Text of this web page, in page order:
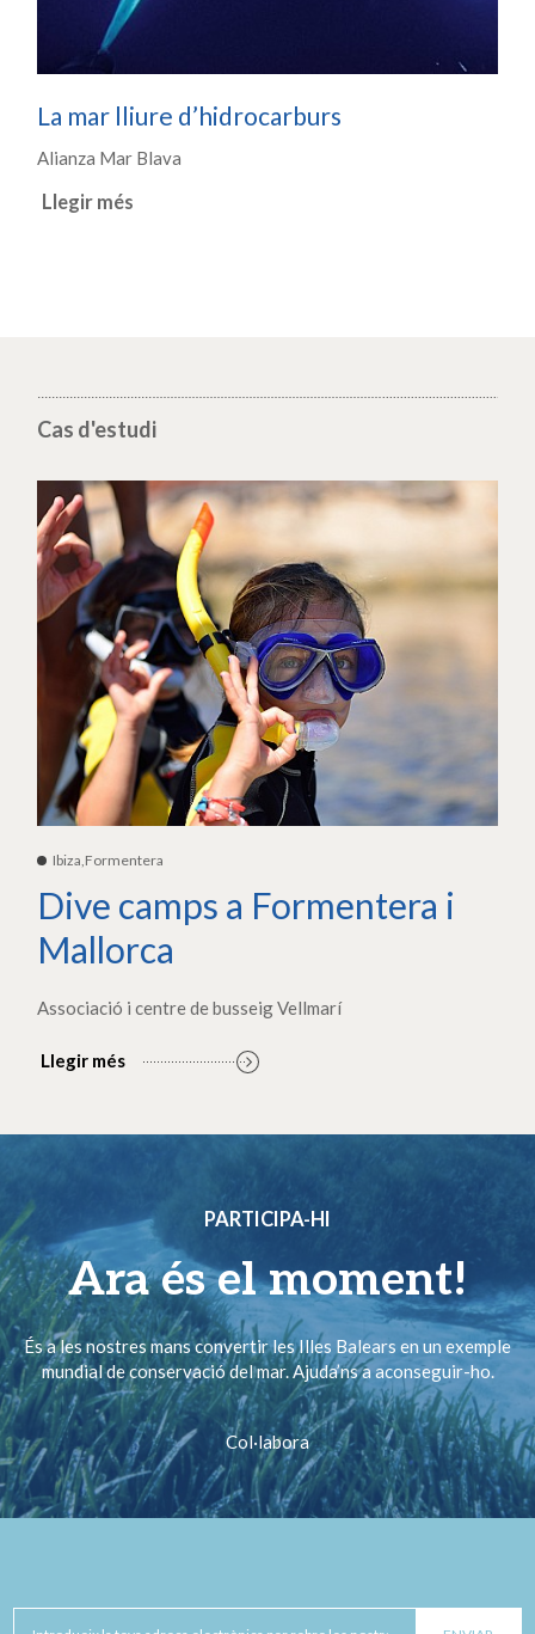
La mar lliure d’hidrocarburs
Alianza Mar Blava
Llegir més
Cas d'estudi
Ibiza,Formentera
Dive camps a Formentera i
Mallorca
Associació i centre de busseig Vellmarí
Llegir més
PARTICIPA-HI
Ara és el moment!
És a les nostres mans convertir les Illes Balears en un exemple
mundial de conservació del mar. Ajuda’ns a aconseguir-ho.
Col·labora